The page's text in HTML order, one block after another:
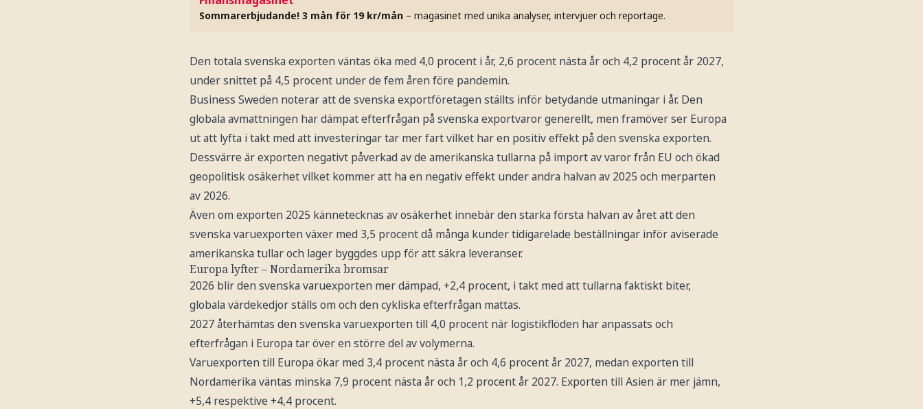
Sommarerbjudande! 3 mån för 19 kr/mån – magasinet med unika analyser, intervjuer och reportage.
Den totala svenska exporten väntas öka med 4,0 procent i år, 2,6 procent nästa år och 4,2 procent år 2027,
under snittet på 4,5 procent under de fem åren före pandemin.
Business Sweden noterar att de svenska exportföretagen ställts inför betydande utmaningar i år. Den
globala avmattningen har dämpat efterfrågan på svenska exportvaror generellt, men framöver ser Europa
ut att lyfta i takt med att investeringar tar mer fart vilket har en positiv effekt på den svenska exporten.
Dessvärre är exporten negativt påverkad av de amerikanska tullarna på import av varor från EU och ökad
geopolitisk osäkerhet vilket kommer att ha en negativ effekt under andra halvan av 2025 och merparten
av 2026.
Även om exporten 2025 kännetecknas av osäkerhet innebär den starka första halvan av året att den
svenska varuexporten växer med 3,5 procent då många kunder tidigarelade beställningar inför aviserade
amerikanska tullar och lager byggdes upp för att säkra leveranser.
Europa lyfter – Nordamerika bromsar
2026 blir den svenska varuexporten mer dämpad, +2,4 procent, i takt med att tullarna faktiskt biter,
globala värdekedjor ställs om och den cykliska efterfrågan mattas.
2027 återhämtas den svenska varuexporten till 4,0 procent när logistikflöden har anpassats och
efterfrågan i Europa tar över en större del av volymerna.
Varuexporten till Europa ökar med 3,4 procent nästa år och 4,6 procent år 2027, medan exporten till
Nordamerika väntas minska 7,9 procent nästa år och 1,2 procent år 2027. Exporten till Asien är mer jämn,
+5,4 respektive +4,4 procent.